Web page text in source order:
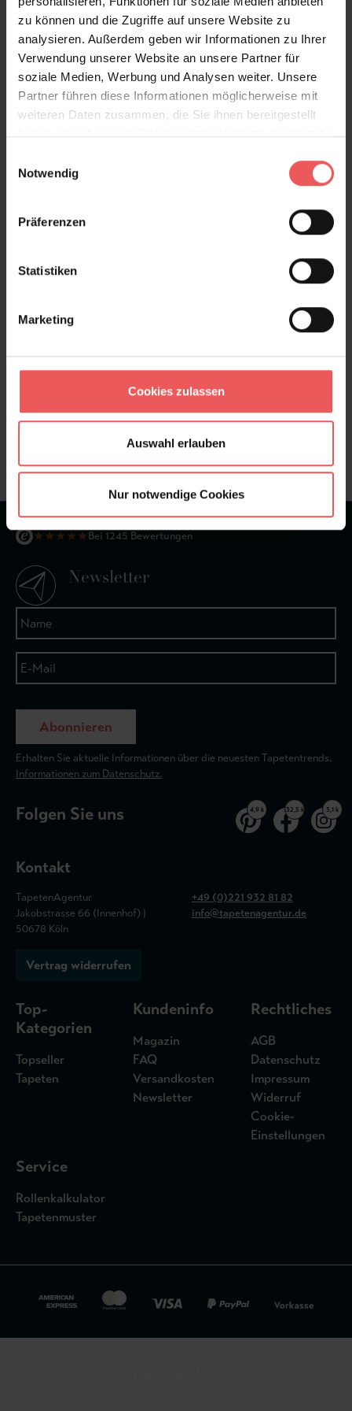
zu können und die Zugriffe auf unsere Website zu
analysieren. Außerdem geben wir Informationen zu Ihrer
Verwendung unserer Website an unsere Partner für
soziale Medien, Werbung und Analysen weiter. Unsere
Partner führen diese Informationen möglicherweise mit
weiteren Daten zusammen, die Sie ihnen bereitgestellt
haben oder die sie im Rahmen Ihrer Nutzung der Dienste
Notwendig
Präferenzen
Statistiken
Marketing
Cookies zulassen
Auswahl erlauben
Nur notwendige Cookies
gefertigt und darüber hinaus licht- und
waschbeständig. Verschönern Sie Ihre Räume mit
einer floralen Vlies-Tapete aus dem Hause Harlequin
und bringen Sie einen Hauch von Natur in Ihr
Zuhause.
Frage stellen
+49 (0)221 932 81 82
★ ★ ★ ★ ★Bei 1245 Bewertungen
Newsletter
Abonnieren
Erhalten Sie aktuelle Informationen über die neuesten Tapetentrends.
Informationen zum Datenschutz.
Folgen Sie uns 4,9 k 32,5 k 3,1 k
Kontakt
TapetenAgentur
Jakobstrasse 66 (Innenhof) |
50678 Köln
+49 (0)221 932 81 82
info@tapetenagentur.de
Vertrag widerrufen
Top-
Kategorien
Topseller
Tapeten
Kundeninfo
Magazin
FAQ
Versandkosten
Newsletter
Rechtliches
AGB
Datenschutz
Impressum
Widerruf
Cookie-
Einstellungen
Service
Rollenkalkulator
Tapetenmuster